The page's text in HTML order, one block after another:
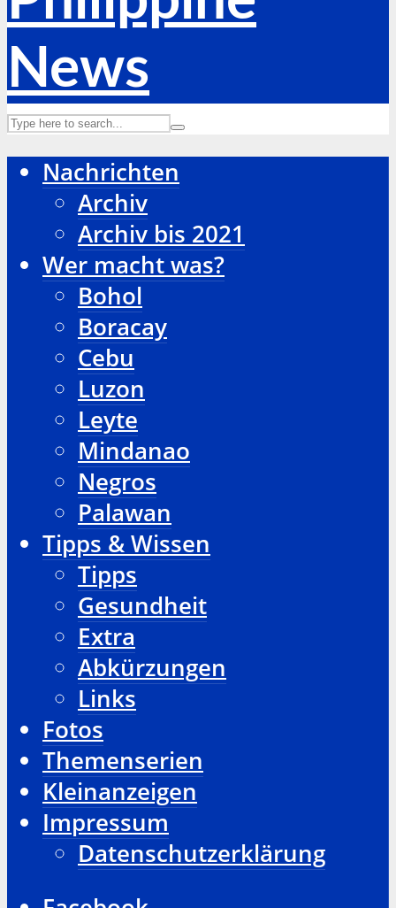
Nachrichten
Archiv
Archiv bis 2021
Wer macht was?
Bohol
Boracay
Cebu
Luzon
Leyte
Mindanao
Negros
Palawan
Tipps & Wissen
Tipps
Gesundheit
Extra
Abkürzungen
Links
Fotos
Themenserien
Kleinanzeigen
Impressum
Datenschutzerklärung